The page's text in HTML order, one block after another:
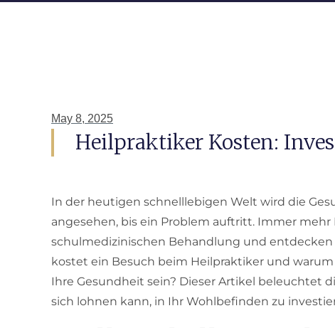
May 8, 2025
Heilpraktiker Kosten:
In der heutigen schnelllebigen Welt wird die
angesehen, bis ein Problem auftritt. Immer
schulmedizinischen Behandlung und entdecken
kostet ein Besuch beim Heilpraktiker und
Ihre Gesundheit sein? Dieser Artikel beleuchtet
sich lohnen kann, in Ihr Wohlbefinden zu